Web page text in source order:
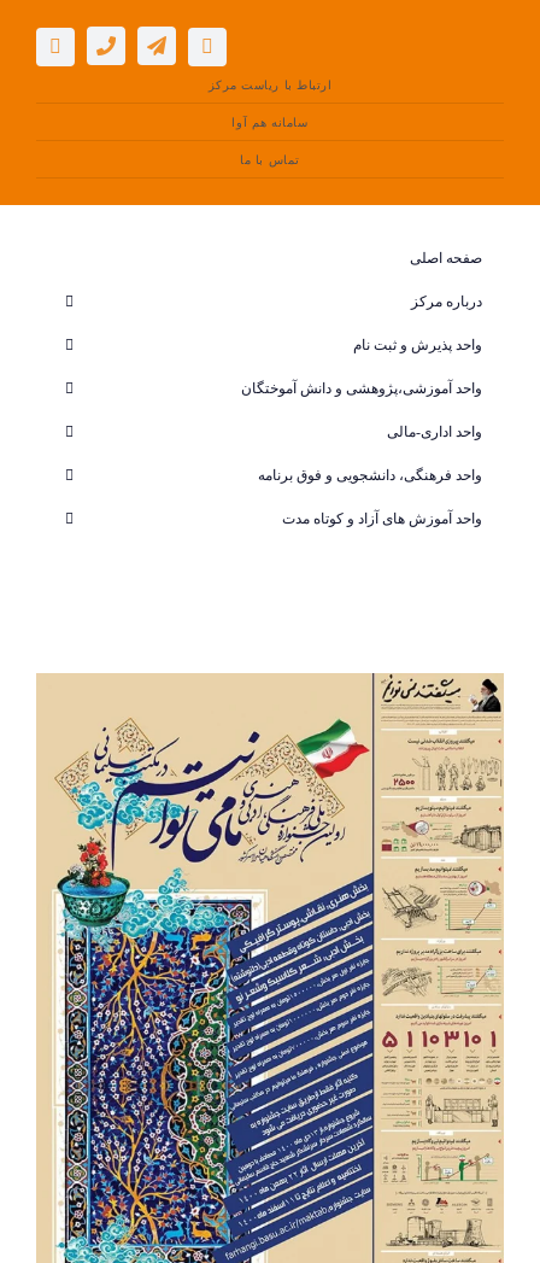
ارتباط با ریاست مرکز
سامانه هم آوا
تماس با ما
صفحه اصلی
درباره مرکز
واحد پذیرش و ثبت نام
واحد آموزشی،پژوهشی و دانش آموختگان
واحد اداری-مالی
واحد فرهنگی، دانشجویی و فوق برنامه
واحد آموزش های آزاد و کوتاه مدت